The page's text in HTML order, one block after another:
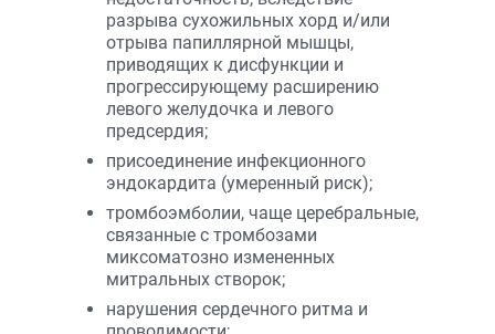
разрыва сухожильных хорд и/или
отрыва папиллярной мышцы,
приводящих к дисфункции и
прогрессирующему расширению
левого желудочка и левого
предсердия;
присоединение инфекционного
эндокардита (умеренный риск);
тромбоэмболии, чаще церебральные,
связанные с тромбозами
миксоматозно измененных
митральных створок;
нарушения сердечного ритма и